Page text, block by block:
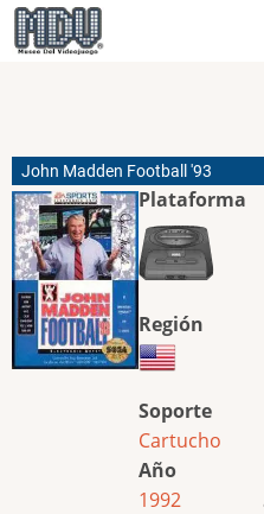
Pasar
al
John Madden Football '93
Plataforma
Región
Soporte
Cartucho
Año
1992